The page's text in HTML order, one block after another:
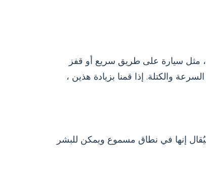
مثل سيارة على طريق سريع أو قفز
والكتلة. إذا قمنا بزيادة هذين ،
في أي شيء يهتز. إذا كانت الاهتزازات تتراوح بين 20 هرتز و 20000 هرتز ، فيُقال إنها في نطاق مسموع ويمكن للبشر